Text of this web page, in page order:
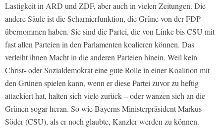
Lastigkeit in ARD und ZDF, aber auch in vielen Zeitungen. Die
andere Säule ist die Scharnierfunktion, die Grüne von der FDP
übernommen haben. Sie sind die Partei, die von Linke bis CSU mit
fast allen Parteien in den Parlamenten koalieren können. Das
verleiht ihnen Macht in die anderen Parteien hinein. Weil kein
Christ- oder Sozialdemokrat eine gute Rolle in einer Koalition mit
den Grünen spielen kann, wenn er diese Partei zuvor zu heftig
attackiert hat, halten sich viele zurück – oder wanzen sich an die
Grünen sogar heran. So wie Bayerns Ministerpräsident Markus
Söder (CSU), als er noch glaubte, Kanzler werden zu können.